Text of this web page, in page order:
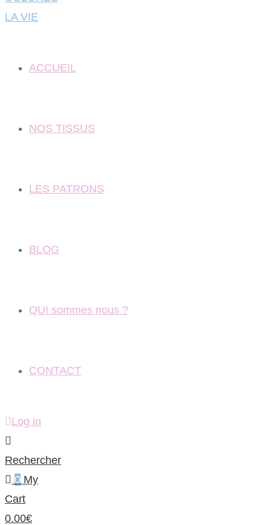
ACCUEIL
NOS TISSUS
LES PATRONS
BLOG
QUI sommes nous ?
CONTACT
Log in
Rechercher
0 My
Cart
0.00€